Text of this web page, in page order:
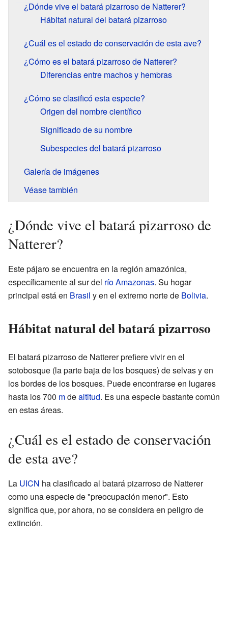
¿Dónde vive el batará pizarroso de Natterer?
Hábitat natural del batará pizarroso
¿Cuál es el estado de conservación de esta ave?
¿Cómo es el batará pizarroso de Natterer?
Diferencias entre machos y hembras
¿Cómo se clasificó esta especie?
Origen del nombre científico
Significado de su nombre
Subespecies del batará pizarroso
Galería de imágenes
Véase también
¿Dónde vive el batará pizarroso de
Natterer?
Este pájaro se encuentra en la región amazónica,
específicamente al sur del río Amazonas. Su hogar
principal está en Brasil y en el extremo norte de Bolivia.
Hábitat natural del batará pizarroso
El batará pizarroso de Natterer prefiere vivir en el
sotobosque (la parte baja de los bosques) de selvas y en
los bordes de los bosques. Puede encontrarse en lugares
hasta los 700 mdealtitud. Es una especie bastante común
en estas áreas.
¿Cuál es el estado de conservación
de esta ave?
La UICN ha clasificado al batará pizarroso de Natterer
como una especie de "preocupación menor". Esto
significa que, por ahora, no se considera en peligro de
extinción.